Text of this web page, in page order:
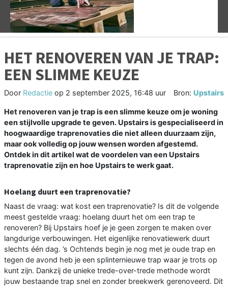
HET RENOVEREN VAN JE TRAP:
EEN SLIMME KEUZE
Door Redactie op 2 september 2025, 16:48 uur Bron: Upstairs
Het renoveren van je trap is een slimme keuze om je woning
een stijlvolle upgrade te geven. Upstairs is gespecialiseerd in
hoogwaardige traprenovaties die niet alleen duurzaam zijn,
maar ook volledig op jouw wensen worden afgestemd.
Ontdek in dit artikel wat de voordelen van een Upstairs
traprenovatie zijn en hoe Upstairs te werk gaat.
Hoelang duurt een traprenovatie?
Naast de vraag: wat kost een traprenovatie? Is dit de volgende
meest gestelde vraag: hoelang duurt het om een trap te
renoveren? Bij Upstairs hoef je je geen zorgen te maken over
langdurige verbouwingen. Het eigenlijke renovatiewerk duurt
slechts één dag. ’s Ochtends begin je nog met je oude trap en
tegen de avond heb je een splinternieuwe trap waar je trots op
kunt zijn. Dankzij de unieke trede-over-trede methode wordt
jouw bestaande trap snel en zonder breekwerk gerenoveerd. Dit